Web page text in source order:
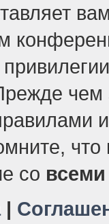
чем
со всеми
|